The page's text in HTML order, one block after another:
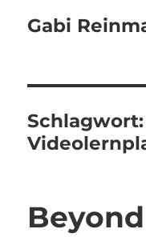
Gabi
Schlagwort: